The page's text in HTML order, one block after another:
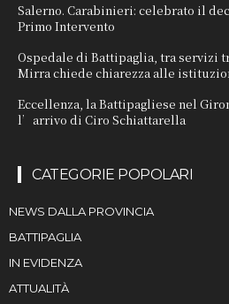
Salerno. Carabinieri: celebrato il
Primo Intervento
Ospedale di Battipaglia, tra servizi
Mirra chiede chiarezza alle
Eccellenza, la Battipagliese nel
l’arrivo di Ciro Schiattarella
CATEGORIE POPOLARI
NEWS DALLA PROVINCIA
BATTIPAGLIA
IN EVIDENZA
ATTUALITÀ